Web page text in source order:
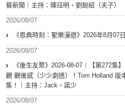
餐新聞｜主持：陳珏明、劉銳紹（夫子）
2026/08/07
《恩典時刻：聖樂漫遊》2026年8月07
2026/08/07
《後生友聚》2026-08-07︱【第272集
觀 觀後感（少少劇透）！Tom Holland 版
集！｜主持：Jack、諾少
2026/08/07